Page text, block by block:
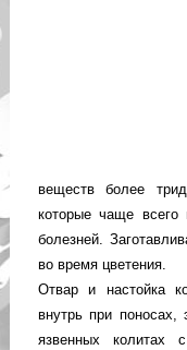
веществ более
которые чаще всего
болезней.
во время цветения.
Отвар и настойка
внутрь при поносах,
язвенных колитах